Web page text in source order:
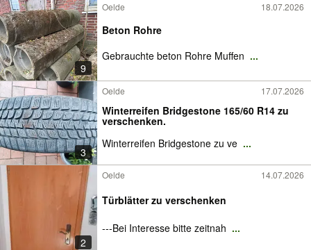
9
Oelde 18.07.2026
Beton Rohre
Gebrauchte beton Rohre Muffen ...
3
Oelde 17.07.2026
Winterreifen Bridgestone 165/60 R14 zu
verschenken.
Winterreifen Bridgestone zu ve ...
2
Oelde 14.07.2026
Türblätter zu verschenken
---Bei Interesse bitte zeitnah ...